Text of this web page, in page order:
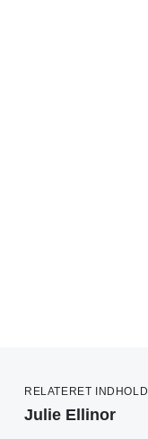
RELATERET INDHOLD
Julie Ellinor